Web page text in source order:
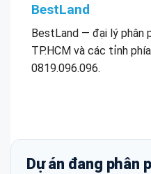
BestLand
BestLand — đại lý phân
TP.HCM và các tỉnh
0819.096.096.
Dự án đang phân